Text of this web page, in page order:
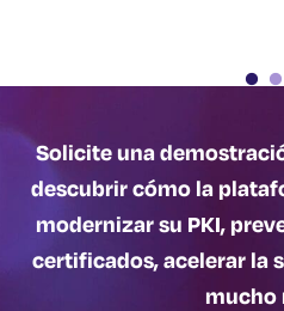
Solicite una
descubrir cómo la
modernizar su PKI,
certificados, acelerar la
mucho